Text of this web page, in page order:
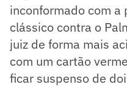
inconformado com a
clássico contra o
juiz de forma mais
com um cartão
ficar suspenso de